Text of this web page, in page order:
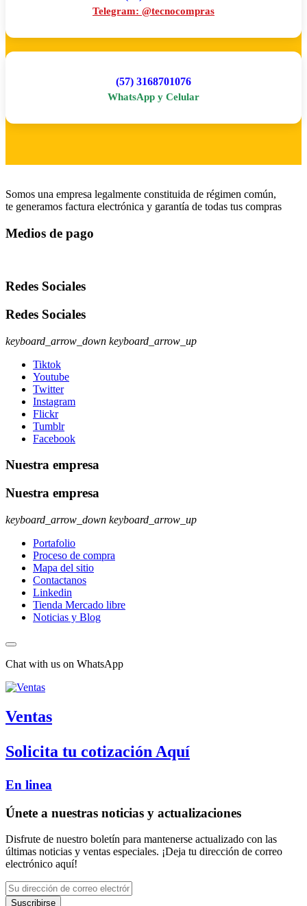
Telegram: @tecnocompras
(57) 3168701076
WhatsApp y Celular
Somos una empresa legalmente constituida de régimen común,
te generamos factura electrónica y garantía de todas tus compras
Medios de pago
Redes Sociales
Redes Sociales
keyboard_arrow_down keyboard_arrow_up
Tiktok
Youtube
Twitter
Instagram
Flickr
Tumblr
Facebook
Nuestra empresa
Nuestra empresa
keyboard_arrow_down keyboard_arrow_up
Portafolio
Proceso de compra
Mapa del sitio
Contactanos
Linkedin
Tienda Mercado libre
Noticias y Blog
Chat with us on WhatsApp
Ventas
Solicita tu cotización Aquí
En linea
Únete a nuestras noticias y actualizaciones
Disfrute de nuestro boletín para mantenerse actualizado con las
últimas noticias y ventas especiales. ¡Deja tu dirección de correo
electrónico aquí!
Suscribirse